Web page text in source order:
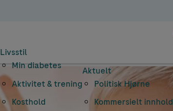
Livsstil
Min diabetes
Aktivitet & trening
Kosthold
Aktuelt
Politisk Hjørne
Kommersielt innhold